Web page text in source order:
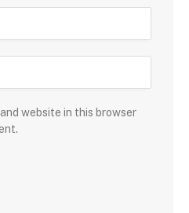
website in this browser